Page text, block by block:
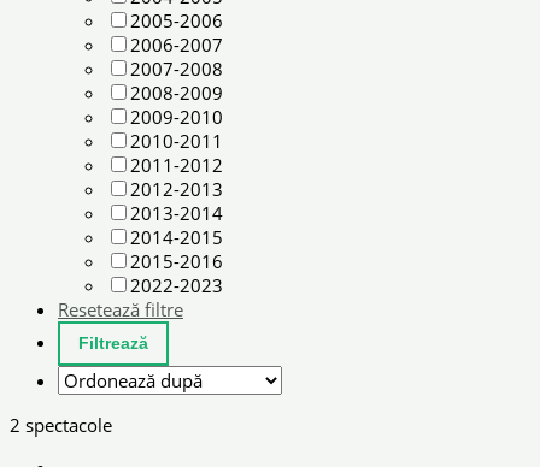
2005-2006
2006-2007
2007-2008
2008-2009
2009-2010
2010-2011
2011-2012
2012-2013
2013-2014
2014-2015
2015-2016
2022-2023
Resetează filtre
2 spectacole